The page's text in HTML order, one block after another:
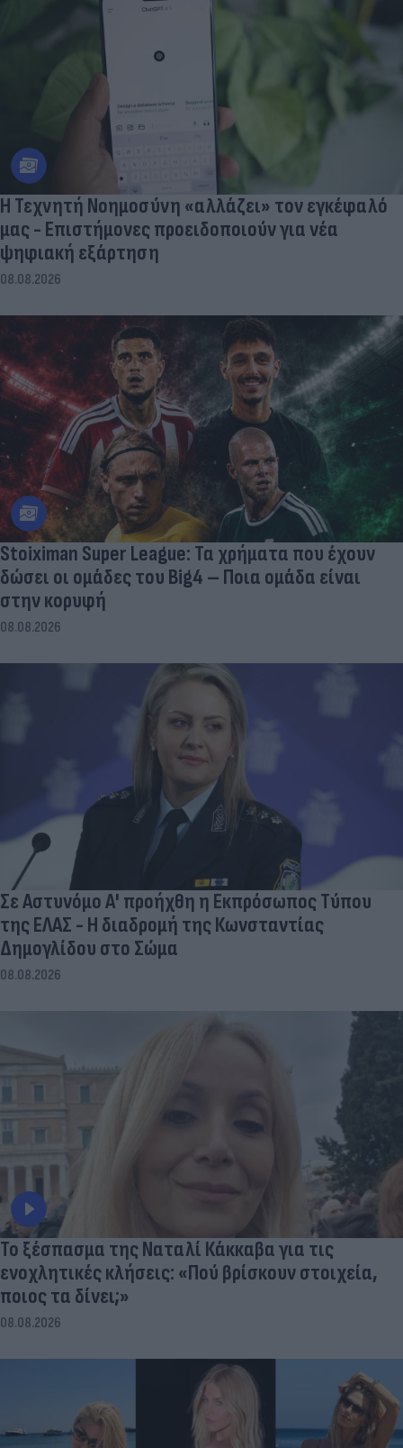
Η Τεχνητή Νοημοσύνη «αλλάζει» τον εγκέφαλό
μας - Eπιστήμονες προειδοποιούν για νέα
ψηφιακή εξάρτηση
08.08.2026
Stoiximan Super League: Τα χρήματα που έχουν
δώσει οι ομάδες του Big4 – Ποια ομάδα είναι
στην κορυφή
08.08.2026
Σε Αστυνόμο Α' προήχθη η Εκπρόσωπος Τύπου
της ΕΛΑΣ - Η διαδρομή της Κωνσταντίας
Δημογλίδου στο Σώμα
08.08.2026
Το ξέσπασμα της Ναταλί Κάκκαβα για τις
ενοχλητικές κλήσεις: «Πού βρίσκουν στοιχεία,
ποιος τα δίνει;»
08.08.2026